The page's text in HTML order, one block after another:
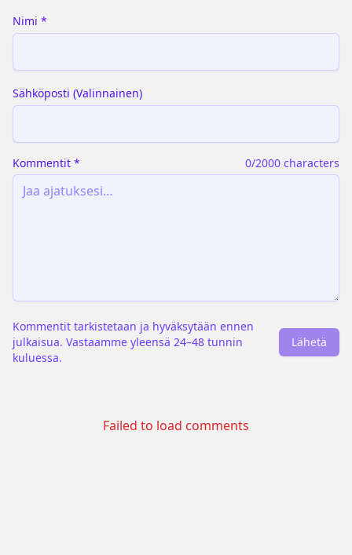
Nimi *
Sähköposti (Valinnainen)
Kommentit * 0/2000 characters
Kommentit tarkistetaan ja hyväksytään ennen
julkaisua. Vastaamme yleensä 24–48 tunnin
kuluessa.
Lähetä
Failed to load comments